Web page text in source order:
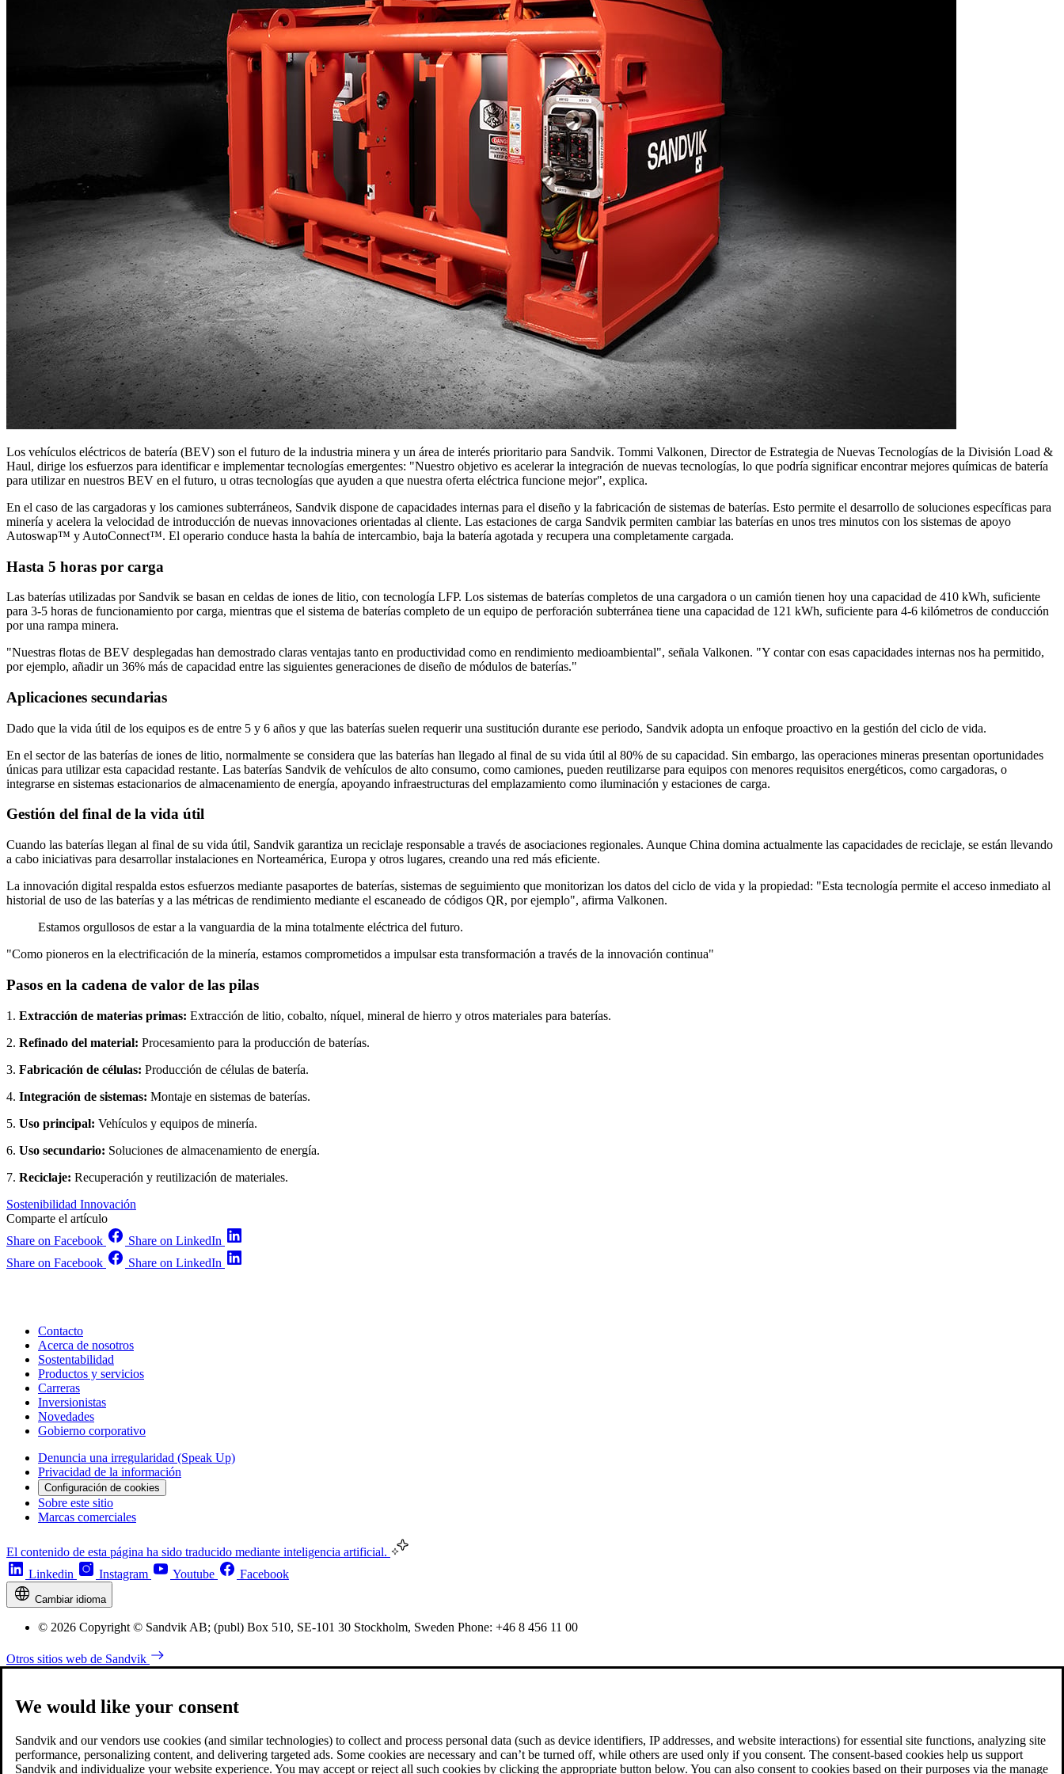
Los vehículos eléctricos de batería (BEV) son el futuro de la industria minera y un área de interés prioritario para Sandvik. Tommi Valkonen, Director de Estrategia de Nuevas Tecnologías de la División Load &
Haul, dirige los esfuerzos para identificar e implementar tecnologías emergentes: "Nuestro objetivo es acelerar la integración de nuevas tecnologías, lo que podría significar encontrar mejores químicas de batería
para utilizar en nuestros BEV en el futuro, u otras tecnologías que ayuden a que nuestra oferta eléctrica funcione mejor", explica.
En el caso de las cargadoras y los camiones subterráneos, Sandvik dispone de capacidades internas para el diseño y la fabricación de sistemas de baterías. Esto permite el desarrollo de soluciones específicas para
minería y acelera la velocidad de introducción de nuevas innovaciones orientadas al cliente. Las estaciones de carga Sandvik permiten cambiar las baterías en unos tres minutos con los sistemas de apoyo
Autoswap™ y AutoConnect™. El operario conduce hasta la bahía de intercambio, baja la batería agotada y recupera una completamente cargada.
Hasta 5 horas por carga
Las baterías utilizadas por Sandvik se basan en celdas de iones de litio, con tecnología LFP. Los sistemas de baterías completos de una cargadora o un camión tienen hoy una capacidad de 410 kWh, suficiente
para 3-5 horas de funcionamiento por carga, mientras que el sistema de baterías completo de un equipo de perforación subterránea tiene una capacidad de 121 kWh, suficiente para 4-6 kilómetros de conducción
por una rampa minera.
"Nuestras flotas de BEV desplegadas han demostrado claras ventajas tanto en productividad como en rendimiento medioambiental", señala Valkonen. "Y contar con esas capacidades internas nos ha permitido,
por ejemplo, añadir un 36% más de capacidad entre las siguientes generaciones de diseño de módulos de baterías."
Aplicaciones secundarias
Dado que la vida útil de los equipos es de entre 5 y 6 años y que las baterías suelen requerir una sustitución durante ese periodo, Sandvik adopta un enfoque proactivo en la gestión del ciclo de vida.
En el sector de las baterías de iones de litio, normalmente se considera que las baterías han llegado al final de su vida útil al 80% de su capacidad. Sin embargo, las operaciones mineras presentan oportunidades
únicas para utilizar esta capacidad restante. Las baterías Sandvik de vehículos de alto consumo, como camiones, pueden reutilizarse para equipos con menores requisitos energéticos, como cargadoras, o
integrarse en sistemas estacionarios de almacenamiento de energía, apoyando infraestructuras del emplazamiento como iluminación y estaciones de carga.
Gestión del final de la vida útil
Cuando las baterías llegan al final de su vida útil, Sandvik garantiza un reciclaje responsable a través de asociaciones regionales. Aunque China domina actualmente las capacidades de reciclaje, se están llevando
a cabo iniciativas para desarrollar instalaciones en Norteamérica, Europa y otros lugares, creando una red más eficiente.
La innovación digital respalda estos esfuerzos mediante pasaportes de baterías, sistemas de seguimiento que monitorizan los datos del ciclo de vida y la propiedad: "Esta tecnología permite el acceso inmediato al
historial de uso de las baterías y a las métricas de rendimiento mediante el escaneado de códigos QR, por ejemplo", afirma Valkonen.
Estamos orgullosos de estar a la vanguardia de la mina totalmente eléctrica del futuro.
"Como pioneros en la electrificación de la minería, estamos comprometidos a impulsar esta transformación a través de la innovación continua"
Pasos en la cadena de valor de las pilas
1. Extracción de materias primas: Extracción de litio, cobalto, níquel, mineral de hierro y otros materiales para baterías.
2. Refinado del material: Procesamiento para la producción de baterías.
3. Fabricación de células: Producción de células de batería.
4. Integración de sistemas: Montaje en sistemas de baterías.
5. Uso principal: Vehículos y equipos de minería.
6. Uso secundario: Soluciones de almacenamiento de energía.
7. Reciclaje: Recuperación y reutilización de materiales.
Sostenibilidad Innovación
Comparte el artículo
Share on Facebook
Share on LinkedIn
Share on Facebook
Share on LinkedIn
Contacto
Acerca de nosotros
Sostentabilidad
Productos y servicios
Carreras
Inversionistas
Novedades
Gobierno corporativo
Denuncia una irregularidad (Speak Up)
Privacidad de la información
Configuración de cookies
Sobre este sitio
Marcas comerciales
El contenido de esta página ha sido traducido mediante inteligencia artificial.
Linkedin
Instagram Youtube Facebook
Cambiar idioma
© 2026 Copyright © Sandvik AB; (publ) Box 510, SE-101 30 Stockholm, Sweden Phone: +46 8 456 11 00
Otros sitios web de Sandvik
We would like your consent
Sandvik and our vendors use cookies (and similar technologies) to collect and process personal data (such as device identifiers, IP addresses, and website interactions) for essential site functions, analyzing site
performance, personalizing content, and delivering targeted ads. Some cookies are necessary and can’t be turned off, while others are used only if you consent. The consent-based cookies help us support
Sandvik and individualize your website experience. You may accept or reject all such cookies by clicking the appropriate button below. You can also consent to cookies based on their purposes via the manage